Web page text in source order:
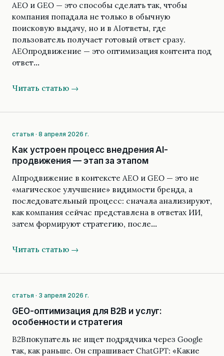
AEO и GEO — это способы сделать так, чтобы
компания попадала не только в обычную
поисковую выдачу, но и в AIответы, где
пользователь получает готовый ответ сразу.
AEOпродвижение — это оптимизация контента под
ответ…
Читать статью →
статья · 8 апреля 2026 г.
Как устроен процесс внедрения AI-
продвижения — этап за этапом
AIпродвижение в контексте AEO и GEO — это не
«магическое улучшение» видимости бренда, а
последовательный процесс: сначала анализируют,
как компания сейчас представлена в ответах ИИ,
затем формируют стратегию, после…
Читать статью →
статья · 3 апреля 2026 г.
GEO-оптимизация для B2B и услуг:
особенности и стратегия
B2Bпокупатель не ищет подрядчика через Google
так, как раньше. Он спрашивает ChatGPT: «Какие